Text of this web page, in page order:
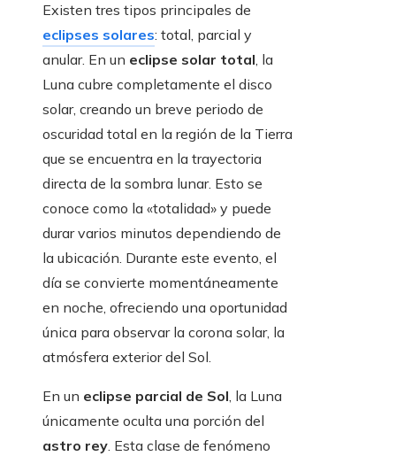
Existen tres tipos principales de
eclipses solares: total, parcial y
anular. En un eclipse solar total, la
Luna cubre completamente el disco
solar, creando un breve periodo de
oscuridad total en la región de la Tierra
que se encuentra en la trayectoria
directa de la sombra lunar. Esto se
conoce como la «totalidad» y puede
durar varios minutos dependiendo de
la ubicación. Durante este evento, el
día se convierte momentáneamente
en noche, ofreciendo una oportunidad
única para observar la corona solar, la
atmósfera exterior del Sol.
En un eclipse parcial de Sol, la Luna
únicamente oculta una porción del
astro rey. Esta clase de fenómeno